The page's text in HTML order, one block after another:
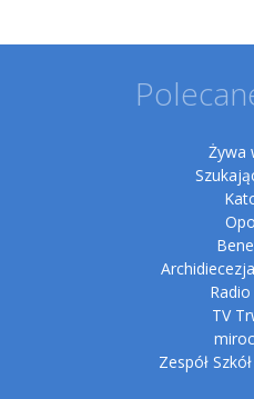
Żywa
TV
Zespół